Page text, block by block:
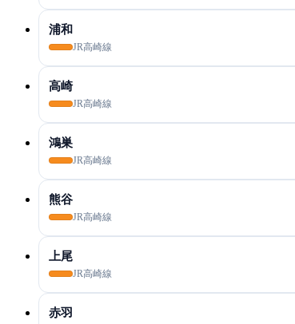
浦和
JR高崎線
高崎
JR高崎線
鴻巣
JR高崎線
熊谷
JR高崎線
上尾
JR高崎線
赤羽